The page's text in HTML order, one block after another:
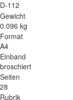
D-112
Gewicht
0.096 kg
Format
A4
Einband
broschiert
Seiten
28
Rubrik